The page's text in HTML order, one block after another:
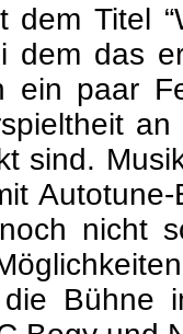
dem Titel
dem das
ein paar
sind.
nicht
Bühne